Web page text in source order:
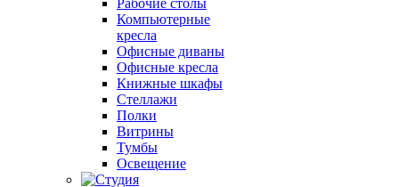
Рабочие столы
Компьютерные
кресла
Офисные диваны
Офисные кресла
Книжные шкафы
Стеллажи
Полки
Витрины
Тумбы
Освещение